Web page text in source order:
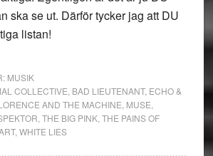
ska se ut. Därför tycker jag att DU
listan!
MUSIK
COLLECTIVE BAD LIEUTENANT, ECHO &
AND THE MACHINE MUSE
THE BIG PINK, THE PAINS OF
, WHITE LIES